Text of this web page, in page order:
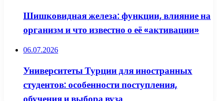
Шишковидная железа: функции, влияние на
организм и что известно о её «активации»
06.07.2026
Университеты Турции для иностранных
студентов: особенности поступления,